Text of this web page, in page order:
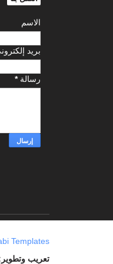
الاسم
بريد
رسالة*
Templates
تعريب